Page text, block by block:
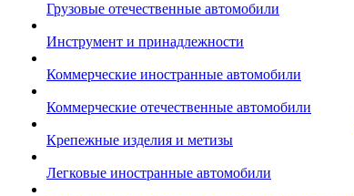
Грузовые отечественные автомобили
Инструмент и принадлежности
Коммерческие иностранные автомобили
Коммерческие отечественные автомобили
Крепежные изделия и метизы
Легковые иностранные автомобили